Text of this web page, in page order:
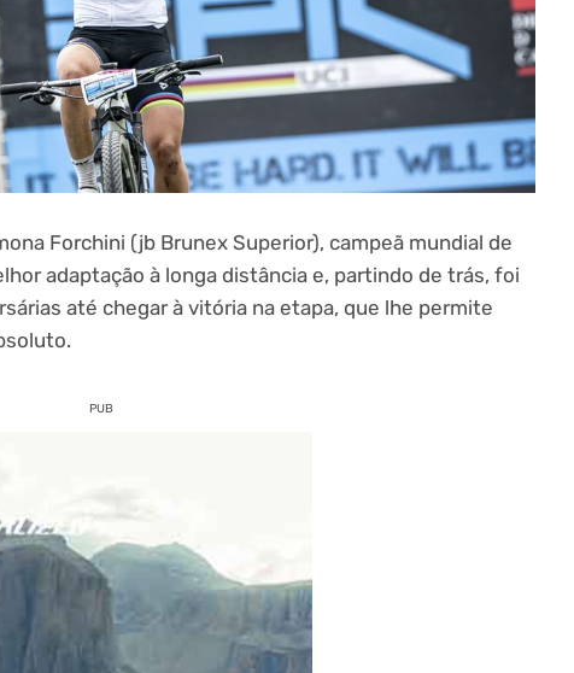
Forchini (jb Brunex Superior), campeã mundial de
adaptação à longa distância e, partindo de trás, foi
até chegar à vitória na etapa, que lhe permite
PUB